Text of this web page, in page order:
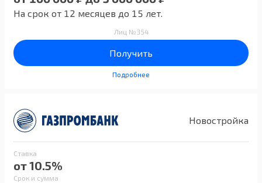
На срок от 12 месяцев до 15 лет.
Лиц №354
Получить
Подробнее
Новостройка
Ставка
от 10.5%
Срок и сумма